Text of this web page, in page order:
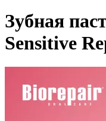
Зубная
Sensitive